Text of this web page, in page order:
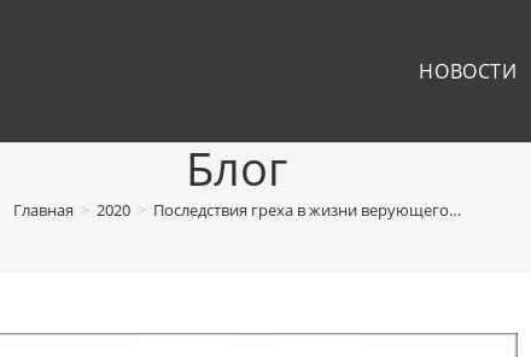
НОВОСТИ
Блог
Главная > 2020 > Последствия греха в жизни верующего…